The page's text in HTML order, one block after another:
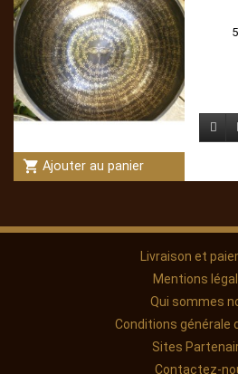
shopping_cart Ajouter au panier
Livraison et
Mentions
Qui sommes
Conditions générale
Sites
Contactez-